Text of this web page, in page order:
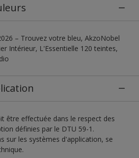
– Trouvez votre bleu, AkzoNobel
Intérieur, L'Essentielle 120 teintes,
être effectuée dans le respect des
définies par le DTU 59-1.
sur les systèmes d'application, se